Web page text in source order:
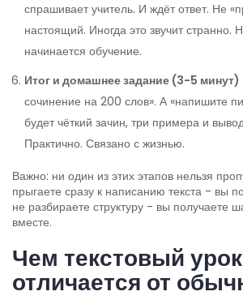
спрашивает учитель. И ждёт ответ. Не
настоящий. Иногда это звучит странно.
начинается обучение.
Итог и домашнее задание (3-5 минут)
сочинение на 200 слов». А «напишите
будет чёткий зачин, три примера и
Практично. Связано с жизнью.
Важно: ни один из этих этапов нельзя
прыгаете сразу к написанию текста - вы
не разбираете структуру - вы получаете
вместе.
Чем текстовый урок
отличается от